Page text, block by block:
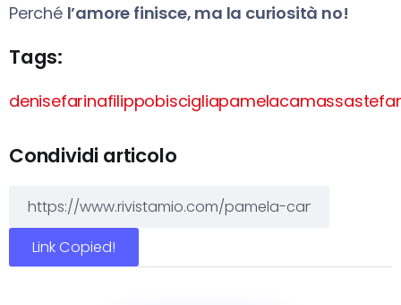
Perché l’amore finisce, ma la curiosità no!
Tags:
denisefarinafilippobiscigliapamelacamassa
Condividi articolo
Link Copied!